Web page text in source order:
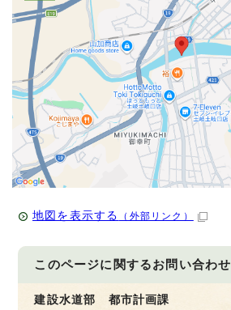
地図を表示する （外部リンク）
このページに関するお問い合わせ
建設水道部 都市計画課